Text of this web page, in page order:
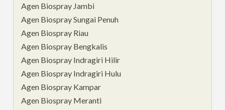
Agen Biospray Jambi
Agen Biospray Sungai Penuh
Agen Biospray Riau
Agen Biospray Bengkalis
Agen Biospray Indragiri Hilir
Agen Biospray Indragiri Hulu
Agen Biospray Kampar
Agen Biospray Meranti